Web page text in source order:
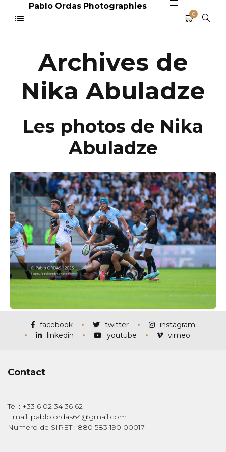
Pablo Ordas Photographies
0
Archives de
Nika Abuladze
Les photos de Nika
Abuladze
facebook twitter
instagram
linkedin
youtube vimeo
Contact
Tél : +33 6 02 34 36 62
Email: pablo.ordas64@gmail.com
Numéro de SIRET : 880 583 190 00017